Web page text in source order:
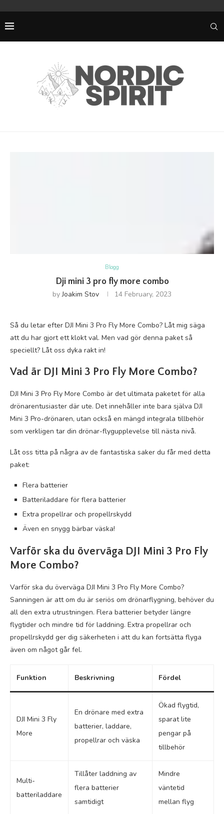
Blogg
Dji mini 3 pro fly more combo
byJoakim Stov 14 February, 2023
Så du letar efter DJI Mini 3 Pro Fly More Combo? Låt mig säga
att du har gjort ett klokt val. Men vad gör denna paket så
speciellt? Låt oss dyka rakt in!
Vad är DJI Mini 3 Pro Fly More Combo?
DJI Mini 3 Pro Fly More Combo är det ultimata paketet för alla
drönarentusiaster där ute. Det innehåller inte bara själva DJI
Mini 3 Pro-drönaren, utan också en mängd integrala tillbehör
som verkligen tar din drönar-flygupplevelse till nästa nivå.
Låt oss titta på några av de fantastiska saker du får med detta
paket:
Flera batterier
Batteriladdare för flera batterier
Extra propellrar och propellrskydd
Även en snygg bärbar väska!
Varför ska du överväga DJI Mini 3 Pro Fly
More Combo?
Varför ska du överväga DJI Mini 3 Pro Fly More Combo?
Sanningen är att om du är seriös om drönarflygning, behöver du
all den extra utrustningen. Flera batterier betyder längre
flygtider och mindre tid för laddning. Extra propellrar och
propellrskydd ger dig säkerheten i att du kan fortsätta flyga
även om något går fel.
Funktion Beskrivning Fördel
DJI Mini 3 Fly
More
En drönare med extra
batterier, laddare,
propellrar och väska
Ökad flygtid,
sparat lite
pengar på
tillbehör
Multi-
batteriladdare
Tillåter laddning av
flera batterier
samtidigt
Mindre
väntetid
mellan flyg